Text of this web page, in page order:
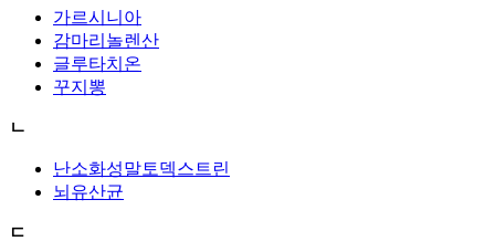
가르시니아
감마리놀렌산
글루타치온
꾸지뽕
ㄴ
난소화성말토덱스트린
뇌유산균
ㄷ